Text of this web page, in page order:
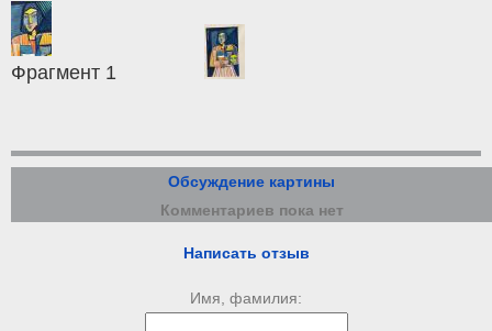
Фрагмент 1
Обсуждение картины
Комментариев пока нет
Написать отзыв
Имя, фамилия: